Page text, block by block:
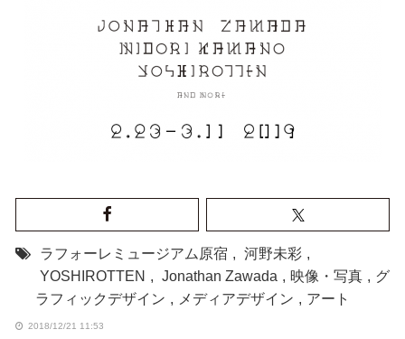
ラフォーレミュージアム原宿 , 河野未彩 ,
YOSHIROTTEN , Jonathan Zawada , 映像・写真 , グ
ラフィックデザイン , メディアデザイン , アート
2018/12/21 11:53